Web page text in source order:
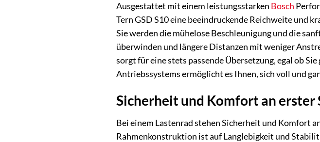
Ausgestattet mit einem leistungsstarken Bosch
Tern GSD S10 eine beeindruckende Reichweite und
Sie werden die mühelose Beschleunigung und die
überwinden und längere Distanzen mit weniger
sorgt für eine stets passende Übersetzung, egal ob
Antriebssystems ermöglicht es Ihnen, sich voll und
Sicherheit und Komfort an erster
Bei einem Lastenrad stehen Sicherheit und Komfort
Rahmenkonstruktion ist auf Langlebigkeit und